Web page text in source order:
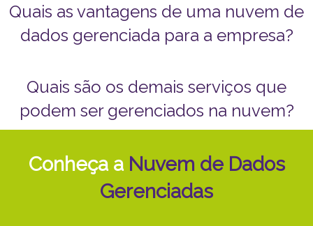
Quais as vantagens de uma nuvem de
dados gerenciada para a empresa?
Quais são os demais serviços que
podem ser gerenciados na nuvem?
Conheça a Nuvem de Dados
Gerenciadas